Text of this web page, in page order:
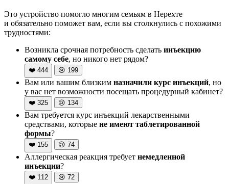
Это устройство помогло многим семьям в Нерехте
и обязательно поможет вам, если вы столкнулись с похожими
трудностями:
Возникла срочная потребность сделать инъекцию
самому себе, но никого нет рядом?
❤️ 444 😢 199
Вам или вашим близким назначили курс инъекций, но
у вас нет возможности посещать процедурный кабинет?
❤️ 325 😢 134
Вам требуется курс инъекций лекарственными
средствами, которые не имеют таблетированной
формы?
❤️ 155 😢 74
Аллергическая реакция требует немедленной
инъекции?
❤️ 112 😢 72